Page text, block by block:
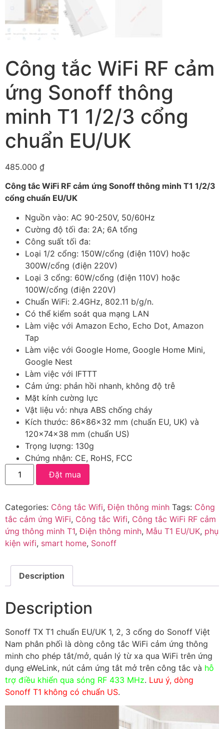
Công tắc WiFi RF cảm
ứng Sonoff thông
minh T1 1/2/3 cổng
chuẩn EU/UK
485.000 ₫
Công tắc WiFi RF cảm ứng Sonoff thông minh T1 1/2/3
cổng chuẩn EU/UK
Nguồn vào: AC 90-250V, 50/60Hz
Cường độ tối đa: 2A; 6A tổng
Công suất tối đa:
Loại 1/2 cổng: 150W/cổng (điện 110V) hoặc
300W/cổng (điện 220V)
Loại 3 cổng: 60W/cổng (điện 110V) hoặc
100W/cổng (điện 220V)
Chuẩn WiFi: 2.4GHz, 802.11 b/g/n.
Có thể kiểm soát qua mạng LAN
Làm việc với Amazon Echo, Echo Dot, Amazon
Tap
Làm việc với Google Home, Google Home Mini,
Google Nest
Làm việc với IFTTT
Cảm ứng: phản hồi nhanh, không độ trễ
Mặt kính cường lực
Vật liệu vỏ: nhựa ABS chống cháy
Kích thước: 86x86x32 mm (chuẩn EU, UK) và
120x74x38 mm (chuẩn US)
Trọng lượng: 130g
Chứng nhận: CE, RoHS, FCC
Đặt mua
Categories: Công tắc Wifi,Điện thông minh Tags: Công
tắc cảm ứng WiFi, Công tắc Wifi, Công tắc WiFi RF cảm
ứng thông minh T1,Điện thông minh, Mẫu T1 EU/UK, phụ
kiện wifi, smart home, Sonoff
Description
Description
Sonoff TX T1 chuẩn EU/UK 1, 2, 3 cổng do Sonoff Việt
Nam phân phối là dòng công tắc WiFi cảm ứng thông
minh cho phép tắt/mở, quản lý từ xa qua WiFi trên ứng
dụng eWeLink, nút cảm ứng tắt mở trên công tắc và hỗ
trợ điều khiển qua sóng RF 433 MHz. Lưu ý, dòng
Sonoff T1 không có chuẩn US.